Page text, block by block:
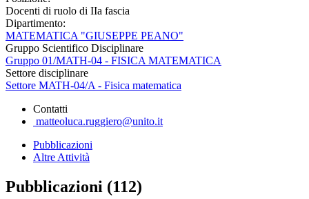
Docenti di ruolo di IIa fascia
Dipartimento:
MATEMATICA "GIUSEPPE PEANO"
Gruppo Scientifico Disciplinare
Gruppo 01/MATH-04 - FISICA MATEMATICA
Settore disciplinare
Settore MATH-04/A - Fisica matematica
Contatti
matteoluca.ruggiero@unito.it
Pubblicazioni
Altre Attività
Pubblicazioni (112)